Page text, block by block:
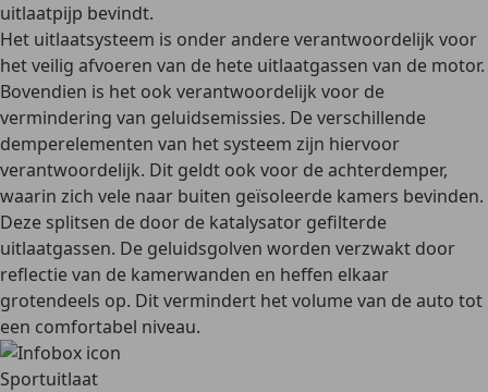
uitlaatpijp bevindt.
Het uitlaatsysteem is onder andere verantwoordelijk voor
het veilig afvoeren van de hete uitlaatgassen van de motor.
Bovendien is het ook verantwoordelijk voor de
vermindering van geluidsemissies. De verschillende
demperelementen van het systeem zijn hiervoor
verantwoordelijk. Dit geldt ook voor de achterdemper,
waarin zich vele naar buiten geïsoleerde kamers bevinden.
Deze splitsen de door de katalysator gefilterde
uitlaatgassen. De geluidsgolven worden verzwakt door
reflectie van de kamerwanden en heffen elkaar
grotendeels op. Dit vermindert het volume van de auto tot
een comfortabel niveau.
Sportuitlaat